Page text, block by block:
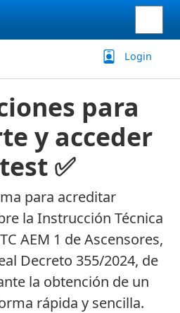
Login
para
y acceder
✅
para acreditar
la Instrucción Técnica
AEM 1 de Ascensores,
Decreto 355/2024, de
la obtención de un
rápida y sencilla.